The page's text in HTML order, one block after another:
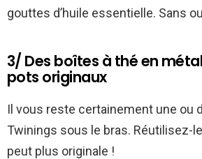
gouttes d’huile essentielle. Sans
3/ Des boîtes à thé en
pots originaux
Il vous reste certainement une ou
Twinings sous le bras. Réutilisez-
peut plus originale !